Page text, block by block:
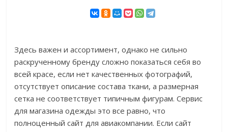
Здесь важен и ассортимент, однако не сильно
раскрученному бренду сложно показаться себя во
всей красе, если нет качественных фотографий,
отсутствует описание состава ткани, а размерная
сетка не соответствует типичным фигурам. Сервис
для магазина одежды это все равно, что
полноценный сайт для авиакомпании. Если сайт